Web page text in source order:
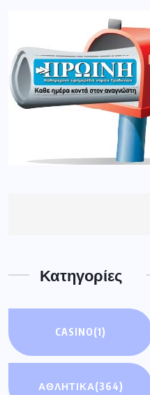
Κατηγορίες
CASINO(1)
ΑΘΛΗΤΙΚΑ(364)